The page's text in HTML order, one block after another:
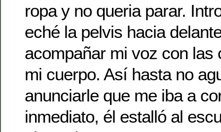
ropa y no queria parar.
eché la pelvis hacia
acompañar mi voz con las
mi cuerpo. Así hasta no
anunciarle que me iba a
inmediato, él estalló al